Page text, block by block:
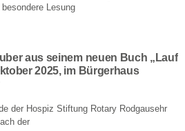
Lesung
aus seinem neuen Buch „Lauf
2025, im Bürgerhaus
der Hospiz Stiftung Rotary Rodgausehr
der